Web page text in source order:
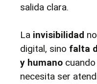
salida clara.
La invisibilidad
digital, sino falta
y humano
necesita ser